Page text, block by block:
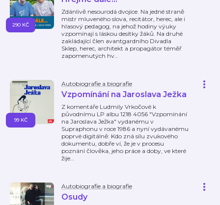
Zdánlivě nesourodá dvojice. Na jedné straně
mistr mluveného slova, recitátor, herec, ale i
hlasový pedagog, na jehož hodiny výuky
vzpomínají s láskou desítky žáků. Na druhé
zakládající člen avantgardního Divadla
Sklep, herec, architekt a propagátor téměř
zapomenutých hv…
290 KČ
Autobiografie a biografie
Vzpomínání na Jaroslava Ježka
Z komentáře Ludmily Vrkočové k
původnímu LP albu 1218 4056 "Vzpomínání
na Jaroslava Ježka" vydanému v
Supraphonu v roce 1986 a nyní vydávanému
poprvé digitálně: Kdo zná sílu zvukového
dokumentu, dobře ví, že je v procesu
poznání člověka, jeho práce a doby, ve které
žije…
99 KČ
Autobiografie a biografie
Osudy